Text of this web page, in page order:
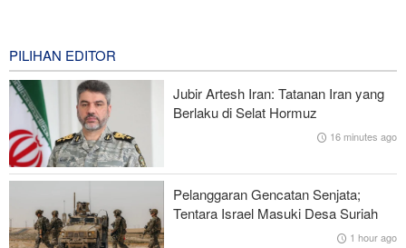
Mantan Menlu AS: Gedung Putih Trump Mirip Istana Saddam
Saat Kejatuhannya
Pakta Makkah Picu Perdebatan; Turki Disebut Jadi 'Tentara
Bayaran' Saudi
Juru Bicara IRGC: Pembukaan Selat Hormuz Bergantung pada
Penerimaan Syarat Iran
PILIHAN EDITOR
Jubir Artesh Iran: Tatanan Iran yang
Berlaku di Selat Hormuz
16 minutes ago
Pelanggaran Gencatan Senjata;
Tentara Israel Masuki Desa Suriah
1 hour ago